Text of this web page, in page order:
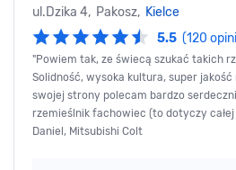
ul.Dzika 4, Pakosz, Kielce
5.5 (120
"Powiem tak, ze świecą szukać takich
Solidność, wysoka kultura, super
swojej strony polecam bardzo
rzemieślnik fachowiec (to dotyczy
Daniel, Mitsubishi Colt